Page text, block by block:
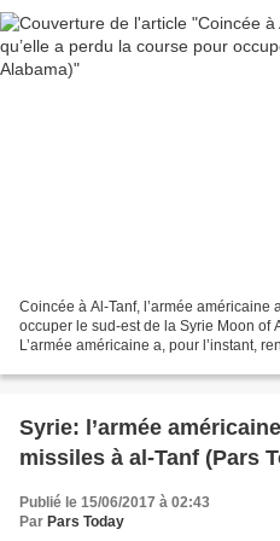
Coincée à Al-Tanf, l’armée américaine
occuper le sud-est de la Syrie Moon of
L’armée américaine a, pour l’instant,
Syrie: l’armée
missiles à al-Tanf (Pars
Publié le 15/06/2017 à 02:43
Par Pars Today